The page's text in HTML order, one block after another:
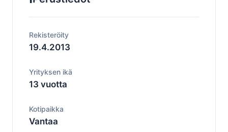
Rekisteröity
19.4.2013
Yrityksen ikä
13 vuotta
Kotipaikka
Vantaa